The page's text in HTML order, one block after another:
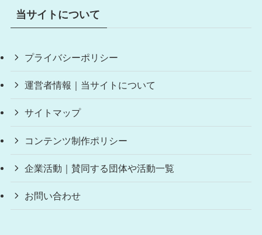
当サイトについて
プライバシーポリシー
運営者情報｜当サイトについて
サイトマップ
コンテンツ制作ポリシー
企業活動｜賛同する団体や活動一覧
お問い合わせ